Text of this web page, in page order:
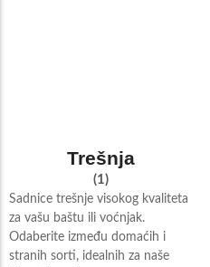
Trešnja
(1)
Sadnice trešnje visokog kvaliteta
za vašu baštu ili voćnjak.
Odaberite između domaćih i
stranih sorti, idealnih za naše